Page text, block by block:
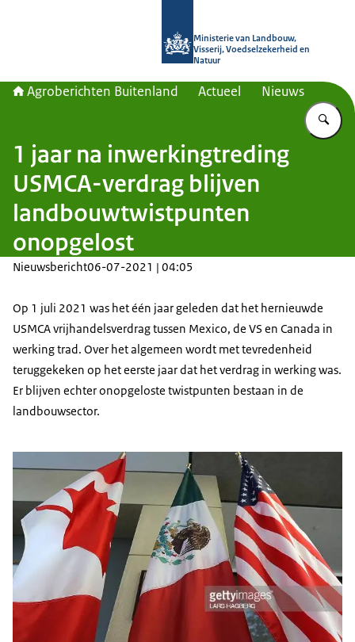
Ministerie van Landbouw,
Visserij, Voedselzekerheid en
Natuur
Agroberichten Buitenland Actueel Nieuws
1 jaar na inwerkingtreding
USMCA-verdrag blijven
landbouwtwistpunten
onopgelost
Nieuwsbericht06-07-2021 | 04:05
Op 1 juli 2021 was het één jaar geleden dat het hernieuwde
USMCA vrijhandelsverdrag tussen Mexico, de VS en Canada in
werking trad. Over het algemeen wordt met tevredenheid
teruggekeken op het eerste jaar dat het verdrag in werking was.
Er blijven echter onopgeloste twistpunten bestaan in de
landbouwsector.